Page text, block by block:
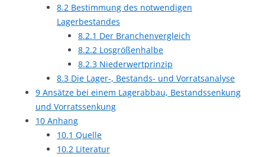
8.2 Bestimmung des notwendigen
Lagerbestandes
8.2.1 Der Branchenvergleich
8.2.2 Losgrößenhalbe
8.2.3 Niederwertprinzip
8.3 Die Lager-, Bestands- und Vorratsanalyse
9 Ansätze bei einem Lagerabbau, Bestandssenkung
und Vorratssenkung
10 Anhang
10.1 Quelle
10.2 Literatur